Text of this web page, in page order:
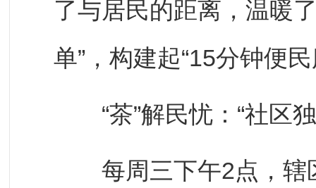
了与居民的距离，温暖
单”，构建起“15分钟便
“茶”解民忧：“社区独
每周三下午2点，辖